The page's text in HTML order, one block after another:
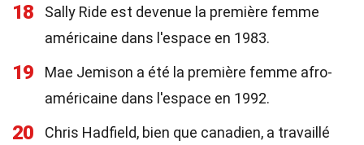
18
Sally Ride est devenue la première femme
américaine dans l'espace en 1983.
19
Mae Jemison a été la première femme afro-
américaine dans l'espace en 1992.
20
Chris Hadfield, bien que canadien, a travaillé